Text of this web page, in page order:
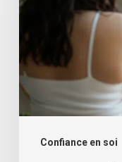
Confiance en soi
arrêtais
de
te
battre
contre
ton
corps